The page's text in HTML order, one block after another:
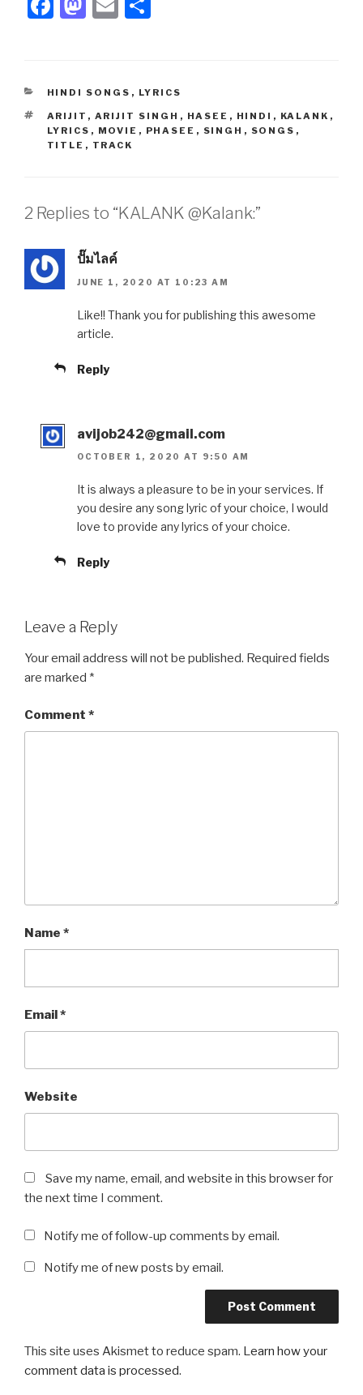
e
b
o
o
d
o
e
CATEGORIES
HINDI SONGS , LYRICS
TAGS
ARIJIT , ARIJIT SINGH , HASEE , HINDI , KALANK ,
LYRICS , MOVIE , PHASEE , SINGH , SONGS ,
TITLE , TRACK
2 Replies to “KALANK @Kalank:”
ปั๊มไลค์
JUNE 1, 2020 AT 10:23 AM
Like!! Thank you for publishing this awesome
article.
Reply
avijob242@gmail.com
OCTOBER 1, 2020 AT 9:50 AM
It is always a pleasure to be in your services. If
you desire any song lyric of your choice, I would
love to provide any lyrics of your choice.
Reply
Leave a Reply
Your email address will not be published. Required fields
are marked *
Comment *
Name *
Email*
Website
Save my name, email, and website in this browser for
the next time I comment.
Notify me of follow-up comments by email.
Notify me of new posts by email.
This site uses Akismet to reduce spam. Learn how your
comment data is processed.